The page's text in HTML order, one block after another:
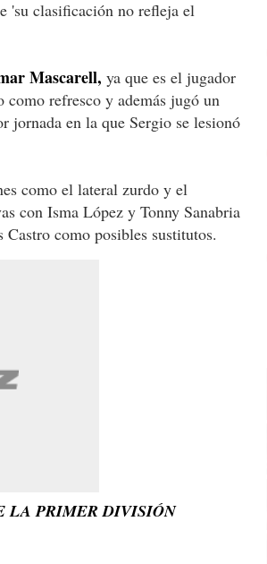
'su clasificación no refleja el
Mascarell, ya que es el jugador
como refresco y además jugó un
jornada en la que Sergio se lesionó
como el lateral zurdo y el
con Isma López y Tonny Sanabria
como posibles sustitutos.
LA PRIMER DIVISIÓN